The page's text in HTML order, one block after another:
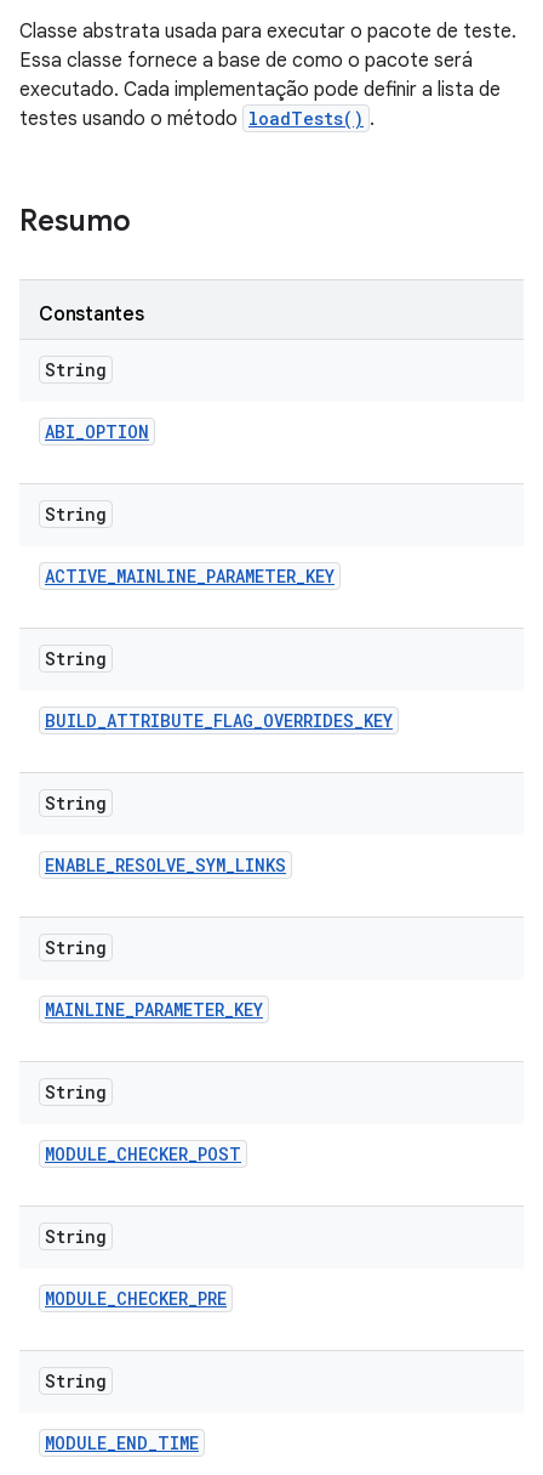
Classe abstrata usada para executar o pacote de teste.
Essa classe fornece a base de como o pacote será
executado. Cada implementação pode definir a lista de
testes usando o método loadTests() .
Resumo
Constantes
String
ABI_OPTION
String
ACTIVE_MAINLINE_PARAMETER_KEY
String
BUILD_ATTRIBUTE_FLAG_OVERRIDES_KEY
String
ENABLE_RESOLVE_SYM_LINKS
String
MAINLINE_PARAMETER_KEY
String
MODULE_CHECKER_POST
String
MODULE_CHECKER_PRE
String
MODULE_END_TIME